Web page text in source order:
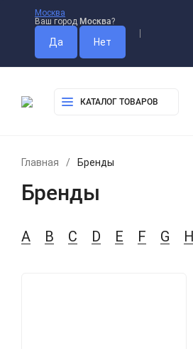
Москва
Ваш город Москва?
КАТАЛОГ ТОВАРОВ
Главная / Бренды
Бренды
A B C D E F G H